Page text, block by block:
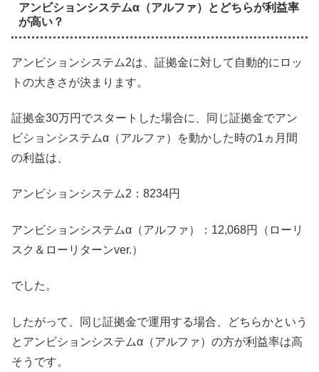
アンビションシステムα（アルファ）とどちらが利益率
が高い？
アンビションシステム2は、証拠金に対して自動的にロッ
トの大きさが決まります。
証拠金30万円でスタートした場合に、同じ証拠金でアン
ビションシステムα（アルファ）を動かした時の1ヵ月間
の利益は、
アンビションシステム2：8234円
アンビションシステムα（アルファ）：12,068円（ローリ
スク＆ローリターンver.）
でした。
したがって、同じ証拠金で運用する場合、どちらかという
とアンビションシステムα（アルファ）の方が利益率は高
そうです。